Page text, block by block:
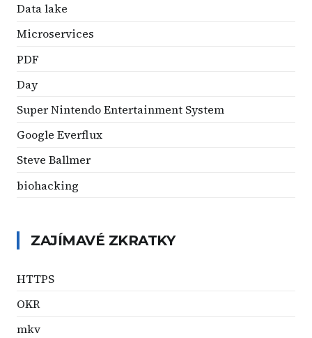
Data lake
Microservices
PDF
Day
Super Nintendo Entertainment System
Google Everflux
Steve Ballmer
biohacking
ZAJÍMAVÉ ZKRATKY
HTTPS
OKR
mkv